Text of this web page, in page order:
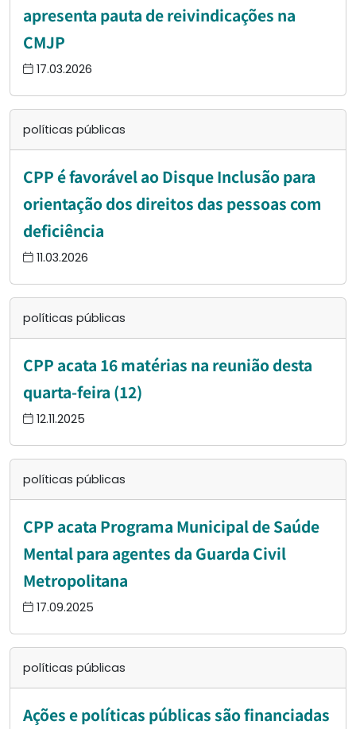
apresenta pauta de reivindicações na
CMJP
17.03.2026
políticas públicas
CPP é favorável ao Disque Inclusão para
orientação dos direitos das pessoas com
deficiência
11.03.2026
políticas públicas
CPP acata 16 matérias na reunião desta
quarta-feira (12)
12.11.2025
políticas públicas
CPP acata Programa Municipal de Saúde
Mental para agentes da Guarda Civil
Metropolitana
17.09.2025
políticas públicas
Ações e políticas públicas são financiadas